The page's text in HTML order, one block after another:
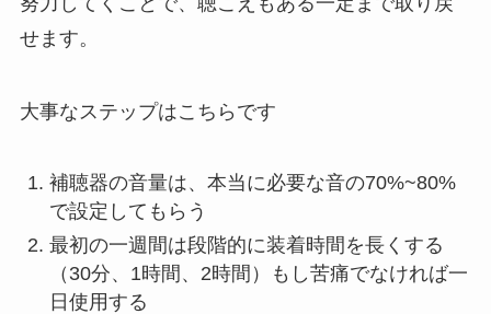
せます。
大事なステップはこちらです
補聴器の音量は、本当に必要な音の70%~80%
で設定してもらう
最初の一週間は段階的に装着時間を長くする
（30分、1時間、2時間）もし苦痛でなければ一
日使用する